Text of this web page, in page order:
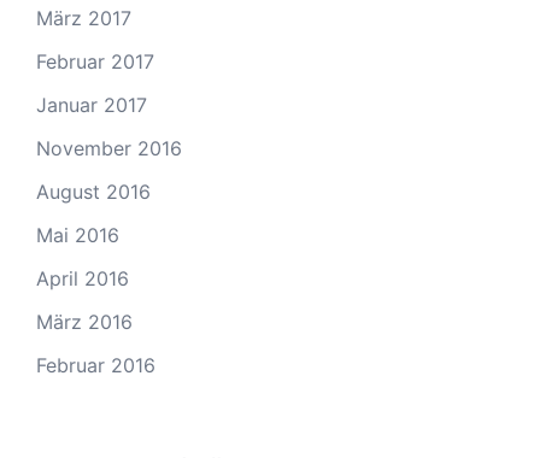
März 2017
Februar 2017
Januar 2017
November 2016
August 2016
Mai 2016
April 2016
März 2016
Februar 2016